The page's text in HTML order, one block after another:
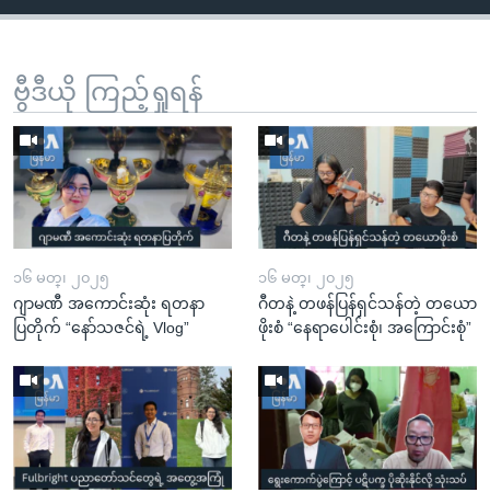
နေရာ
ကျော်
ရန်ဗွီဒီယို ကြည့်ရှုရန်
၁၆ မတ္၊ ၂၀၂၅
ဂျာမဏီ အကောင်းဆုံး ရတနာ
ပြတိုက် “နော်သဇင်ရဲ့ Vlog”
၁၆ မတ္၊ ၂၀၂၅
ဂီတနဲ့ တဖန်ပြန်ရှင်သန်တဲ့ တယော
ဖိုးစံ “နေရာပေါင်းစုံ၊ အကြောင်းစုံ”